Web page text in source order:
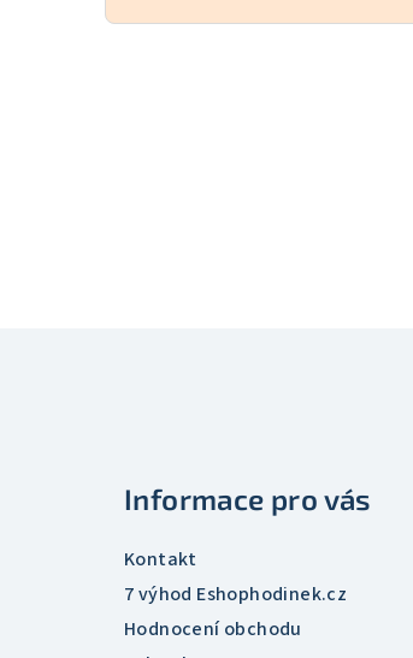
Informace pro vás
Kontakt
7 výhod Eshophodinek.cz
Hodnocení obchodu